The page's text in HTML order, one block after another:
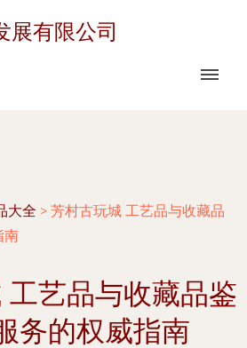
展有限公司
大全 > 芳村古玩城 工艺品与收藏品
南
工艺品与收藏品鉴
务的权威指南